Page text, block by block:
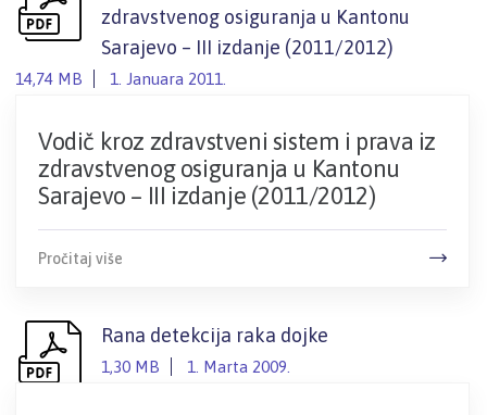
zdravstvenog osiguranja u Kantonu
Sarajevo – III izdanje (2011/2012)
14,74 MB 1. Januara 2011.
Vodič kroz zdravstveni sistem i prava iz
zdravstvenog osiguranja u Kantonu
Sarajevo – III izdanje (2011/2012)
Pročitaj više
Rana detekcija raka dojke
1,30 MB 1. Marta 2009.